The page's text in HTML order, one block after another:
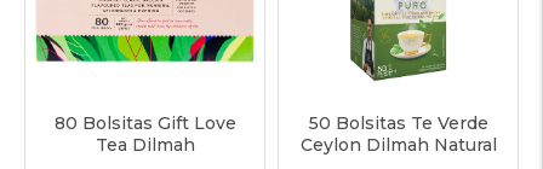
80 Bolsitas Gift Love
Tea Dilmah
50 Bolsitas Te Verde
Ceylon Dilmah Natural